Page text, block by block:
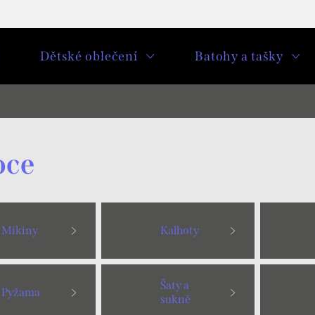
Dětské oblečení Batohy a tašky
Mikiny Kalhoty
Pyžama
Šaty a
sukně